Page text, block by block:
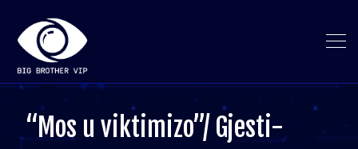
“Mos u viktimizo”/ Gjesti-